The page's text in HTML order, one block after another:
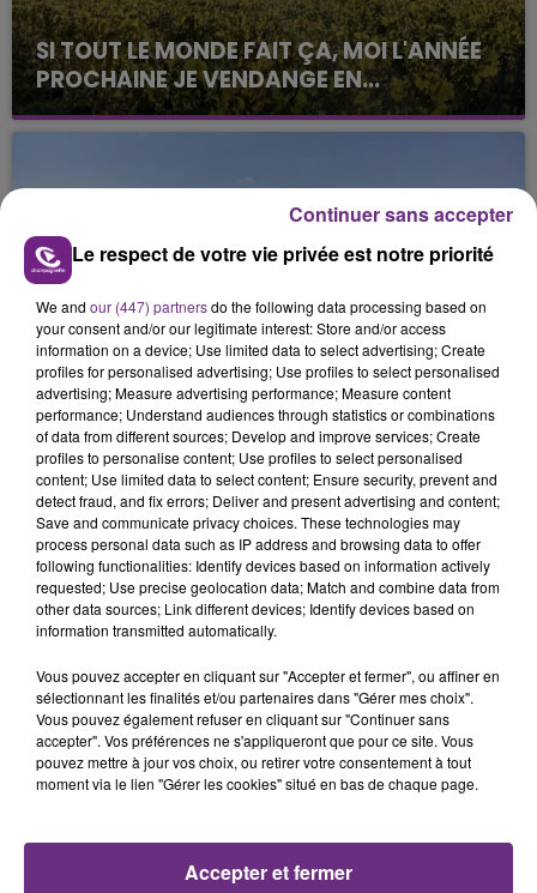
SI TOUT LE MONDE FAIT ÇA, MOI L'ANNÉE
PROCHAINE JE VENDANGE EN...
La vendange en Champagne a débuté ce jeudi 6
août dans la commune de Montgueux (Aube). Du
L'INSPECTION DU TRAVAIL RAPPELLE À
L'ORDRE SUR LES CONDITIONS DE...
Alors que les dates de début des vendange 2026
s'est avéré être plus précoce que prévu,
l'inspection du Travail en profite pour rappeler
les conditions de...
TITRES DIFFUSÉS
21h17
21h17 21h14
21h14
21h07
21h07
Le respect de votre vie privée est notre priorité
We and our (447) partnersdo the following data processing based on
your consent and/or our legitimate interest: Store and/or access
information on a device; Use limited data to select advertising; Create
profiles for personalised advertising; Use profiles to select personalised
advertising; Measure advertising performance; Measure content
performance; Understand audiences through statistics or combinations
of data from different sources; Develop and improve services; Create
profiles to personalise content; Use profiles to select personalised
content; Use limited data to select content; Ensure security, prevent and
detect fraud, and fix errors; Deliver and present advertising and content;
Save and communicate privacy choices. These technologies may
process personal data such as IP address and browsing data to offer
following functionalities: Identify devices based on information actively
requested; Use precise geolocation data; Match and combine data from
other data sources; Link different devices; Identify devices based on
information transmitted automatically.
Vous pouvez accepter en cliquant sur "Accepter et fermer", ou affiner en
sélectionnant les finalités et/ou partenaires dans "Gérer mes choix".
Vous pouvez également refuser en cliquant sur "Continuer sans
accepter". Vos préférences ne s'appliqueront que pour ce site. Vous
pouvez mettre à jour vos choix, ou retirer votre consentement à tout
moment via le lien "Gérer les cookies" situé en bas de chaque page.
Accepter et fermer
Continuer sans accepter